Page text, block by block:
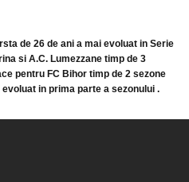
de 26 de ani a mai evoluat in Serie
si A.C. Lumezzane timp de 3
pentru FC Bihor timp de 2 sezone
in prima parte a sezonului .